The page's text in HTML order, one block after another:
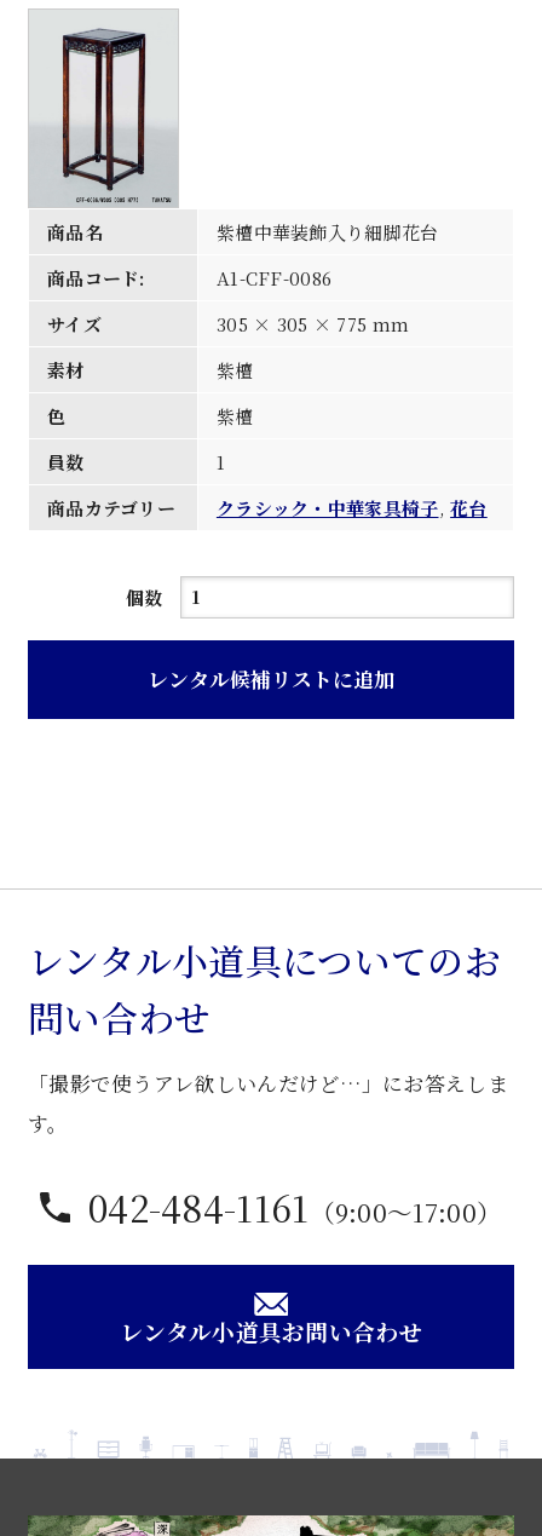
商品名
紫檀中華装飾入り細脚花台
商品コード:
A1-CFF-0086
サイズ
305 × 305 × 775 mm
素材
紫檀
色
紫檀
員数
1
商品カテゴリー
クラシック・中華家具椅子,花台
個数
紫
華
花
台
個
レンタル候補リストに追加
レンタル小道具についてのお
問い合わせ
「撮影で使うアレ欲しいんだけど…」にお答えしま
す。
042-484-1161 （9:00〜17:00）
レンタル小道具お問い合わせ